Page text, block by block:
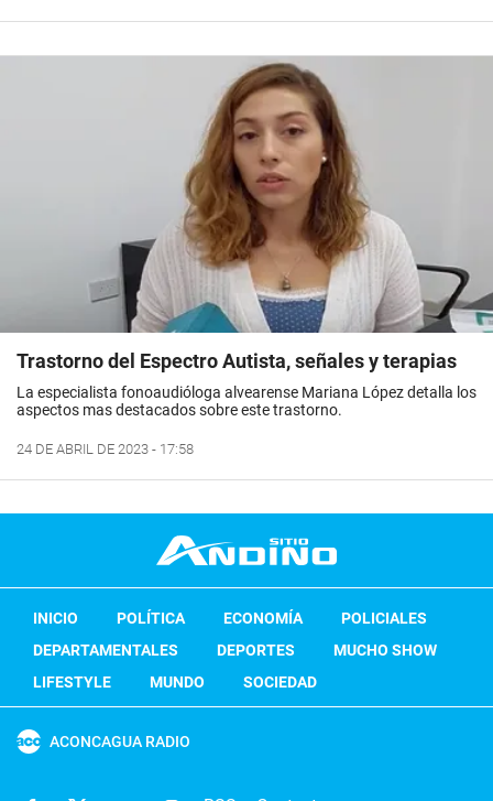
Trastorno del Espectro Autista, señales y terapias
La especialista fonoaudióloga alvearense Mariana López detalla los
aspectos mas destacados sobre este trastorno.
24 DE ABRIL DE 2023 - 17:58
INICIO POLÍTICA ECONOMÍA
POLICIALES
DEPARTAMENTALES
DEPORTES
MUCHO SHOW
LIFESTYLE
MUNDO SOCIEDAD
ACONCAGUA RADIO